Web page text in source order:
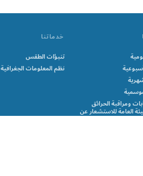
ومراقبة الحرائق
العامة للاستشعار عن
خدماتنا
تنبؤات الطقس
نظم المعلومات الجغرافية